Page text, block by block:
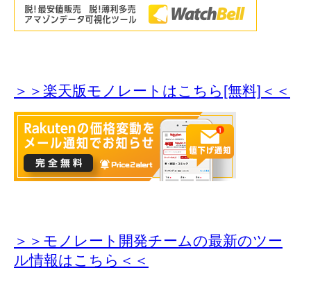
＞＞楽天版モノレートはこちら[無料]＜＜
＞＞モノレート開発チームの最新のツー
ル情報はこちら＜＜